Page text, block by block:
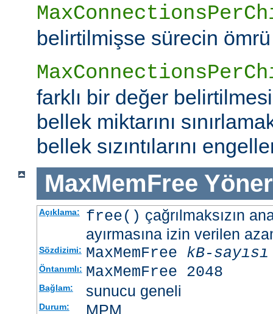
belirtilmişse sürecin
farklı bir değer
bellek miktarını
bellek sızıntılarını
MaxMemFree
Açıklama: free() çağrılmaksızın
ayırmasına izin verilen
Sözdizimi: MaxMemFree kB-sayısı
Öntanımlı: MaxMemFree 2048
Bağlam: sunucu geneli
Durum: MPM